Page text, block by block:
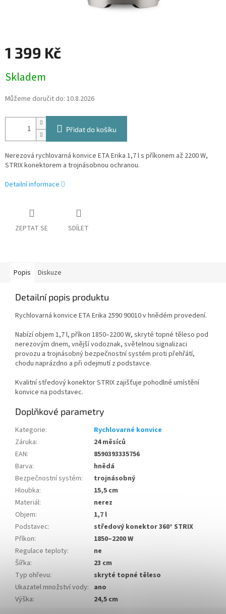
1 399 Kč
cena:
Skladem
Můžeme doručit do: 10.8.2026
Přidat do košíku
Nerezová rychlovarná konvice ETA Erika 1,7 l s příkonem až 2200 W,
STRIX konektorem a trojnásobnou ochranou.
Detailní informace
ZEPTAT SE SDÍLET
Popis Diskuze
Detailní popis produktu
Rychlovarná konvice ETA Erika 2590 90010 v hnědém provedení.
Nabízí objem 1,7 l, příkon 1850–2200 W, skryté topné těleso pod
nerezovým dnem, vnější vodoznak, světelnou signalizaci
provozu a trojnásobný bezpečnostní systém proti přehřátí,
chodu naprázdno a při odejmutí z podstavce.
Kvalitní středový konektor STRIX zajišťuje pohodlné umístění
konvice na podstavec.
Doplňkové parametry
Kategorie:
Rychlovarné konvice
Záruka:
24 měsíců
EAN:
8590393335756
Barva:
hnědá
Bezpečnostní systém:
trojnásobný
Hloubka:
15,5 cm
Materiál:
nerez
Objem:
1,7 l
Podstavec:
středový konektor 360° STRIX
Příkon:
1850–2200 W
Regulace teploty:
ne
Šířka:
23 cm
Typ ohřevu:
skryté topné těleso
Ukazatel množství vody: ano
Výška: 24,5 cm